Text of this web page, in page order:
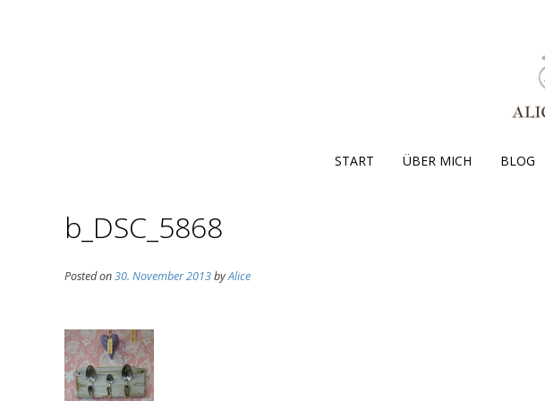
START ÜBER MICH BLOG
b_DSC_5868
Posted on30. November 2013byAlice